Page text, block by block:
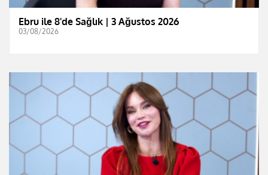
Ebru ile 8'de Sağlık | 3 Ağustos 2026
03/08/2026